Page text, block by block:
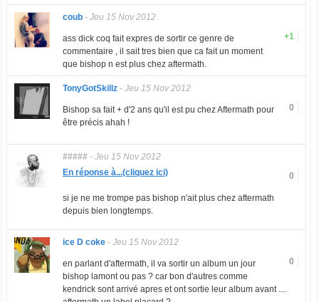
coub- Jeu 15 Nov 2012
+1
ass dick coq fait expres de sortir ce genre de
commentaire , il sait tres bien que ca fait un moment
que bishop n est plus chez aftermath.
TonyGotSkillz- Jeu 15 Nov 2012
0
Bishop sa fait + d'2 ans qu'il est pu chez Aftermath pour
être précis ahah !
#####- Jeu 15 Nov 2012
0
En réponse à...(cliquez ici)
si je ne me trompe pas bishop n'ait plus chez aftermath
depuis bien longtemps.
ice D coke- Jeu 15 Nov 2012
0
en parlant d'aftermath, il va sortir un album un jour
bishop lamont ou pas ? car bon d'autres comme
kendrick sont arrivé apres et ont sortie leur album avant ....